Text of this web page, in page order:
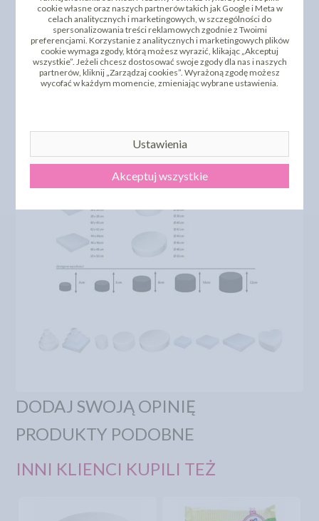
DODAJ SWOJĄ OPINIĘ
PRODUKTY PODOBNE
INNI KLIENCI KUPILI TEŻ
cookie własne oraz naszych partnerów takich jak Google i Meta w
celach analitycznych i marketingowych, w szczególności do
spersonalizowania treści reklamowych zgodnie z Twoimi
preferencjami. Korzystanie z analitycznych i marketingowych plików
cookie wymaga zgody, którą możesz wyrazić, klikając „Akceptuj
wszystkie”. Jeżeli chcesz dostosować swoje zgody dla nas i naszych
partnerów, kliknij „Zarządzaj cookies”. Wyrażoną zgodę możesz
wycofać w każdym momencie, zmieniając wybrane ustawienia.
Ustawienia
Akceptuj wszystkie